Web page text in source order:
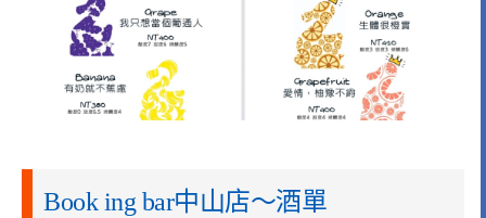
Book ing bar中山店～酒單